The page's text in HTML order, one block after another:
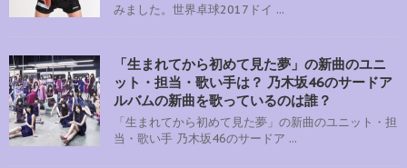
みました。世界卓球2017ドイ ...
「生まれてから初めて見た夢」の新曲のユニ
ット・担当・歌い手は？ 乃木坂46のサードア
ルバムの新曲を歌っているのは誰？
「生まれてから初めて見た夢」の新曲のユニット・担
当・歌い手 乃木坂46のサードア ...